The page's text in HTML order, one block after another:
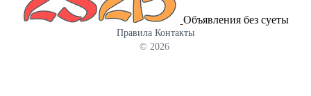
4×4 ✔ Экономичный дизельный двигатель ✔ Гидроусилитель
руля ✔ Двухскоростной ВОМ (540/1000) ✔ Трёхточечная навеска
✔ Регулируемая колея Легко агрегатируется с плугом, фрезой,
косилкой, прицепом, фронтальным погрузчиком и другим
Объявления без суеты
Правила Контакты
© 2026